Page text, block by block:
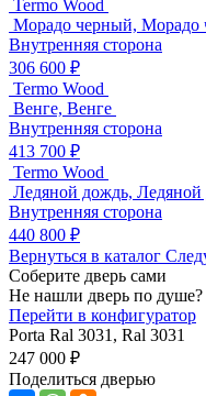
Termo Wood
Морадо черный, Морадо
Внутренняя сторона
306 600 ₽
Termo Wood
Венге, Венге
Внутренняя сторона
413 700 ₽
Termo Wood
Ледяной дождь, Ледяной
Внутренняя сторона
440 800 ₽
Вернуться в каталог
Соберите дверь сами
Не нашли дверь по
Перейти в конфигуратор
Porta Ral 3031, Ral 3031
247 000 ₽
Поделиться дверью